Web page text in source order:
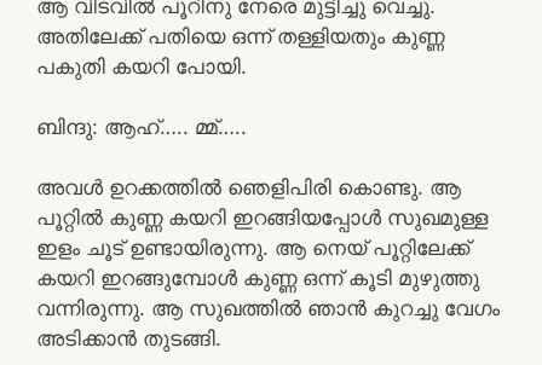
ആ വിടവിൽ പൂറിനു നേരെ മുട്ടിച്ചു വെച്ചു.
അതിലേക്ക് പതിയെ ഒന്ന് തള്ളിയതും കുണ്ണ
പകുതി കയറി പോയി.
ബിന്ദു: ആഹ്….. മ്മ്…..
അവൾ ഉറക്കത്തിൽ ഞെളിപിരി കൊണ്ടു. ആ
പൂറ്റിൽ കുണ്ണ കയറി ഇറങ്ങിയപ്പോൾ സുഖമുള്ള
ഇളം ചൂട് ഉണ്ടായിരുന്നു. ആ നെയ് പൂറ്റിലേക്ക്
കയറി ഇറങ്ങുമ്പോൾ കുണ്ണ ഒന്ന് കൂടി മുഴുത്തു
വന്നിരുന്നു. ആ സുഖത്തിൽ ഞാൻ കുറച്ചു വേഗം
അടിക്കാൻ തുടങ്ങി.